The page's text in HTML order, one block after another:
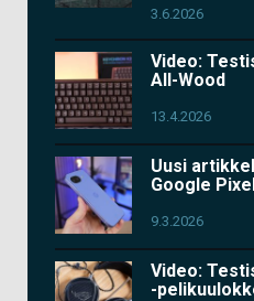
3.6.2026
Video:
All-Wood
13.4.2026
Uusi
Google
9.3.2026
Video:
-